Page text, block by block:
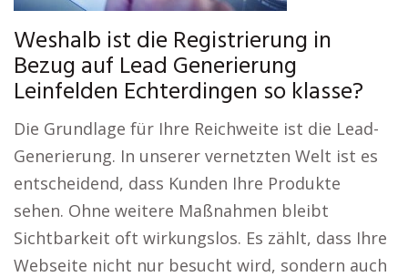
Weshalb ist die Registrierung in
Bezug auf Lead Generierung
Leinfelden Echterdingen so klasse?
Die Grundlage für Ihre Reichweite ist die Lead-
Generierung. In unserer vernetzten Welt ist es
entscheidend, dass Kunden Ihre Produkte
sehen. Ohne weitere Maßnahmen bleibt
Sichtbarkeit oft wirkungslos. Es zählt, dass Ihre
Webseite nicht nur besucht wird, sondern auch